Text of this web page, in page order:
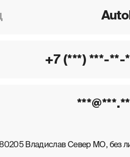
+7 (***) ***-**-
Владислав Север МО, без